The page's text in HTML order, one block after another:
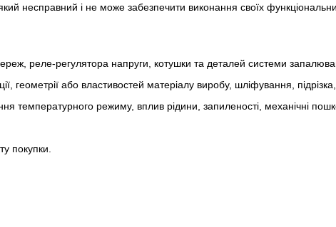
несправний і не може забезпечити виконання своїх
реле-регулято­ра напруги, котушки та деталей системи
геометрії або властивостей матеріалу виробу, шліфування,
температурного режиму, вплив рідини, запиленості, механічні
покупки.